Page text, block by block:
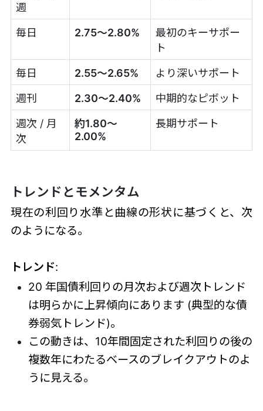
週
毎日 2.75～2.80%
最初のキーサポー
ト
毎日 2.55～2.65% より深いサポート
週刊 2.30～2.40% 中期的なピボット
週次 / 月
次
約1.80～
2.00%
長期サポート
トレンドとモメンタム
現在の利回り水準と曲線の形状に基づくと、次
のようになる。
トレンド:
20 年国債利回りの月次および週次トレンド
は明らかに上昇傾向にあります (典型的な債
券弱気トレンド)。
この動きは、10年間固定された利回りの後の
複数年にわたるベースのブレイクアウトのよ
うに見える。